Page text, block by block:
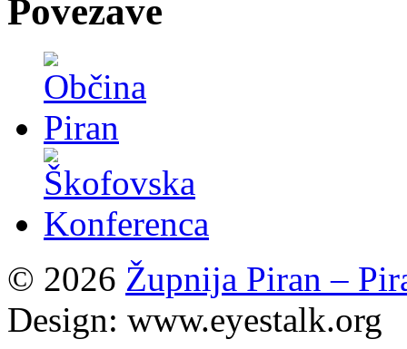
Povezave
© 2026 Župnija Piran –
Design: www.eyestalk.org